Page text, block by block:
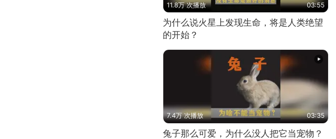
11.8万 次播放 03:55
为什么说火星上发现生命，将是人类绝望
的开始？
7.4万 次播放 03:35
兔子那么可爱，为什么没人把它当宠物？